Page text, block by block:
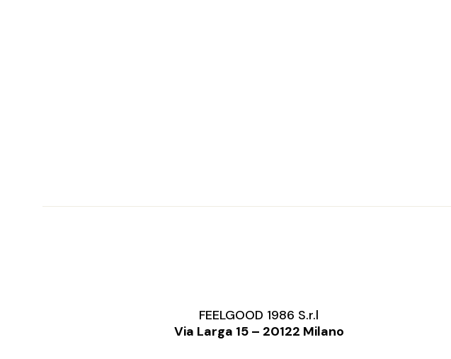
FEELGOOD 1986 S.r.l
Via Larga 15 – 20122 Milano